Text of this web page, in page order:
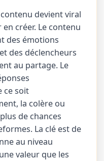
devient viral
créer. Le contenu
des émotions
des déclencheurs
au partage. Le
ce soit
la colère ou
de chances
La clé est de
au niveau
valeur que les